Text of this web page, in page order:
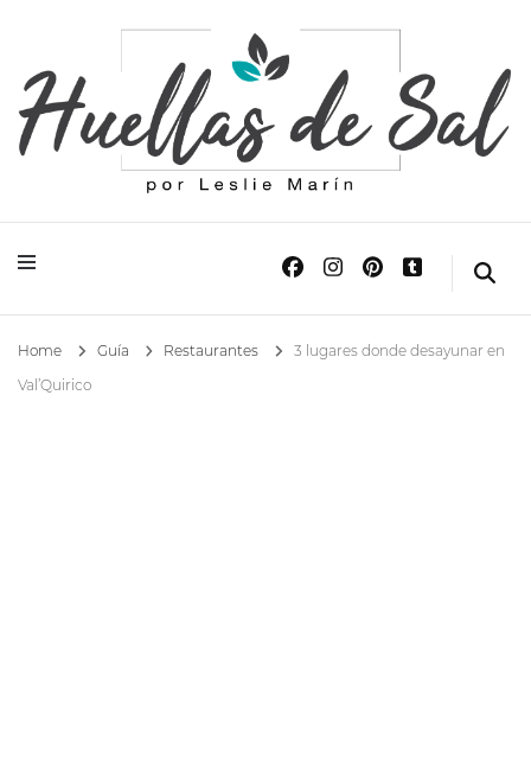
Huellas de Sal
Home Guía Restaurantes
3 lugares donde desayunar en
Val’Quirico